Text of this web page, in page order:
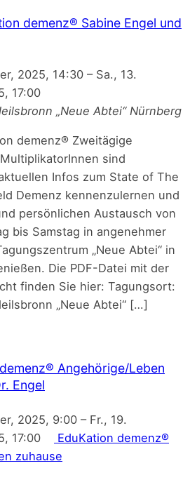
demenz® Sabine Engel und
2025, 14:30 – Sa., 13.
17:00
„Neue Abtei“ Nürnberg
demenz® Zweitägige
sind
Infos zum State of The
Demenz kennenzulernen und
persönlichen Austausch von
bis Samstag in angenehmer
„Neue Abtei“ in
Die PDF-Datei mit der
finden Sie hier: Tagungsort:
„Neue Abtei“ […]
Angehörige/Leben
Engel
2025, 9:00 – Fr., 19.
17:00
EduKation demenz®
zuhause